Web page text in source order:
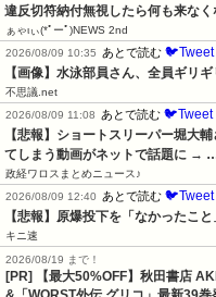
違反切符納付無視したら何も来な
ぁゃιぃ(*ﾟーﾟ)NEWS 2nd
2026/08/09 10:35
あとで読む 🐦Tweet
【画像】水泳部員さん、全員ギリ
不思議.net
2026/08/09 11:08
あとで読む 🐦Tweet
【悲報】ショートスリーパー堀大
てしまう動画がネットで話題に
政経ワロスまとめニュース♪
2026/08/09 12:40
あとで読む 🐦Tweet
【悲報】原爆投下を「なかったこ
キニ速
2026/08/19 まで！
[PR] 【最大50%OFF】秋田書店